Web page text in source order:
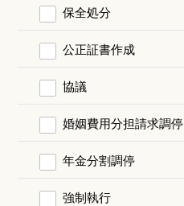
保全処分
公正証書作成
協議
婚姻費用分担請求調停
年金分割調停
強制執行